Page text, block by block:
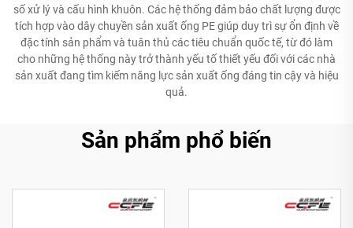
số xử lý và cấu hình khuôn. Các hệ thống đảm bảo chất lượng được
tích hợp vào dây chuyền sản xuất ống PE giúp duy trì sự ổn định về
đặc tính sản phẩm và tuân thủ các tiêu chuẩn quốc tế, từ đó làm
cho những hệ thống này trở thành yếu tố thiết yếu đối với các nhà
sản xuất đang tìm kiếm năng lực sản xuất ống đáng tin cậy và hiệu
quả.
Sản phẩm phổ biến